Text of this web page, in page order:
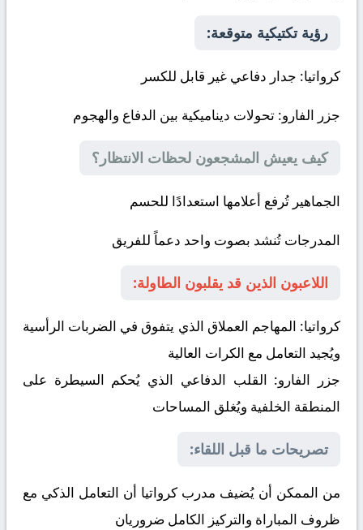
رؤية تكتيكية متوقعة:
كرواتيا: جدار دفاعي غير قابل للكسر
جزر الفارو: تحولات ديناميكية بين الدفاع والهجوم
كيف يعيش المشجعون لحظات الانتظار؟
الجماهير تُرفع أعلامها استعدادًا للحسم
المدرجات تُنشد بصوت واحد دعماً للفريق
اللاعبون الذين قد يقلبون الطاولة:
كرواتيا: المهاجم العملاق الذي يتفوق في الضربات الرأسية
ويُجيد التعامل مع الكرات العالية
جزر الفارو: القلب الدفاعي الذي يُحكم السيطرة على
المنطقة الخلفية ويُغلق المساحات
تصريحات ما قبل اللقاء:
من الممكن أن يُضيف مدرب كرواتيا أن التعامل الذكي مع
ظروف المباراة والتركيز الكامل ضروريان